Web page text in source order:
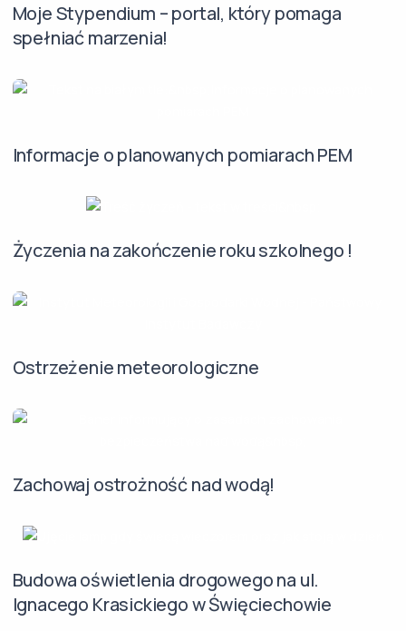
Moje Stypendium – portal, który pomaga
spełniać marzenia!
Informacje o planowanych pomiarach PEM
Życzenia na zakończenie roku szkolnego !
Ostrzeżenie meteorologiczne
Zachowaj ostrożność nad wodą!
Budowa oświetlenia drogowego na ul.
Ignacego Krasickiego w Święciechowie